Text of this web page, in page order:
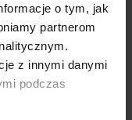
o tym, jak
partnerom
z innymi danymi
podczas
maksymalnie